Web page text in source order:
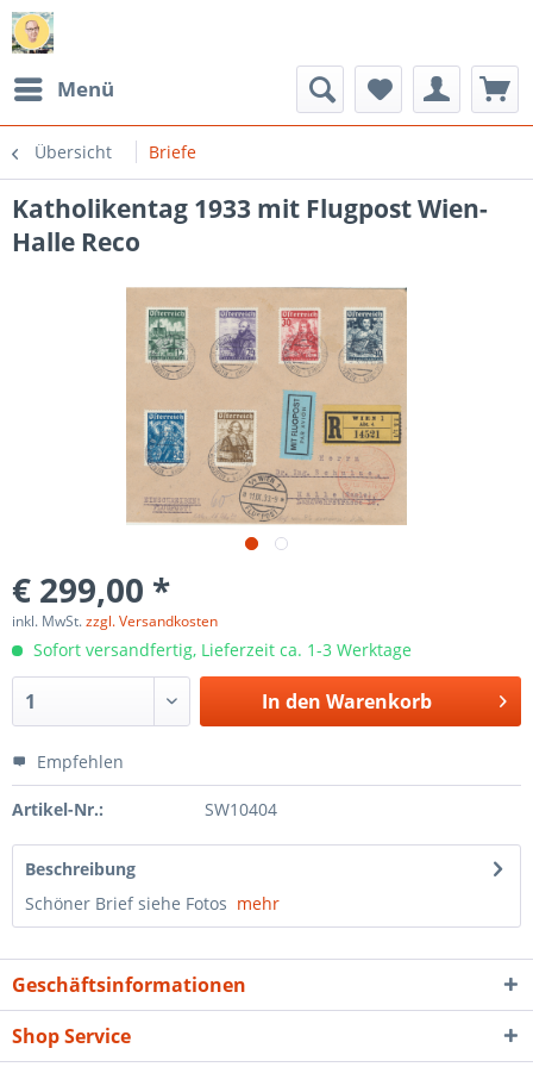
Menü
Übersicht Briefe
Katholikentag 1933 mit Flugpost Wien-
Halle Reco
€ 299,00 *
inkl. MwSt.zzgl. Versandkosten
Sofort versandfertig, Lieferzeit ca. 1-3 Werktage
In den Warenkorb
Empfehlen
Artikel-Nr.: SW10404
Beschreibung
Schöner Brief siehe Fotos mehr
Geschäftsinformationen
Shop Service